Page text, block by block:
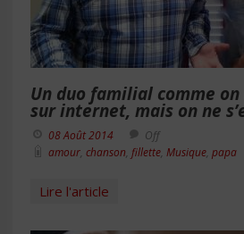
Un duo familial comme
sur internet, mais on ne
08 Août 2014
Off
amour chanson fillette Musique papa
Lire l'article